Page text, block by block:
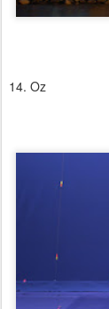
14. Oz